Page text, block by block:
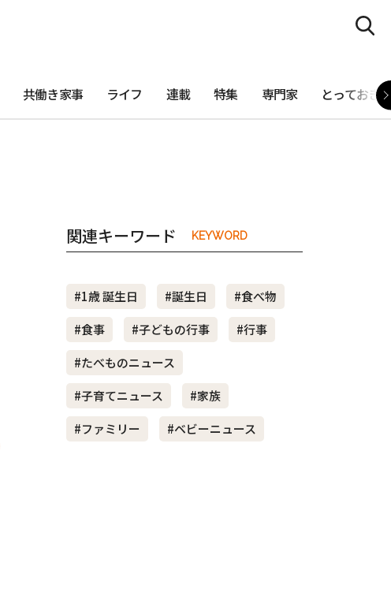
#共働き夫婦 #産休
共働き家事 ライフ 連載 特集 専門家 とっておき
関連キーワード KEYWORD
#1歳 誕生日 #誕生日
#食べ物
#食事
#子どもの行事
#行事
#たべものニュース
#子育てニュース
#家族
#ファミリー
#ベビーニュース